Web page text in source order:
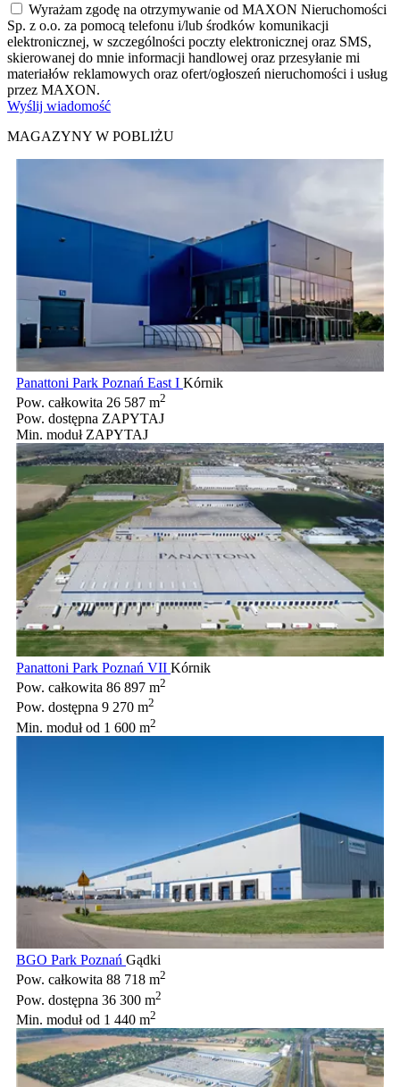
Wyrażam zgodę na otrzymywanie od MAXON Nieruchomości
Sp. z o.o. za pomocą telefonu i/lub środków komunikacji
elektronicznej, w szczególności poczty elektronicznej oraz SMS,
skierowanej do mnie informacji handlowej oraz przesyłanie mi
materiałów reklamowych oraz ofert/ogłoszeń nieruchomości i usług
przez MAXON.
Wyślij wiadomość
MAGAZYNY W POBLIŻU
Panattoni Park Poznań East I Kórnik
Pow. całkowita 26 587 m2
Pow. dostępna ZAPYTAJ
Min. moduł ZAPYTAJ
Panattoni Park Poznań VII Kórnik
Pow. całkowita 86 897 m2
Pow. dostępna 9 270 m2
Min. modułod 1 600 m2
BGO Park Poznań Gądki
Pow. całkowita 88 718 m2
Pow. dostępna 36 300 m2
Min. modułod 1 440 m2